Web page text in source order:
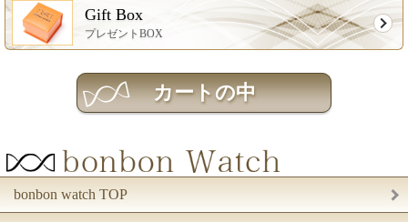
Gift Box
プレゼントBOX
bonbon watch TOP